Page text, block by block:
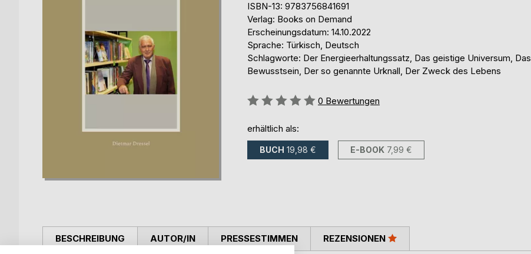
ISBN-13: 9783756841691
Verlag: Books on Demand
Erscheinungsdatum: 14.10.2022
Sprache: Türkisch, Deutsch
Schlagworte: Der Energieerhaltungssatz, Das geistige Universum, Das
Bewusstsein, Der so genannte Urknall, Der Zweck des Lebens
Bewertung::
0 Bewertungen
erhältlich als:
BUCH 19,98 € E-BOOK 7,99 €
BESCHREIBUNG AUTOR/IN PRESSESTIMMEN REZENSIONEN